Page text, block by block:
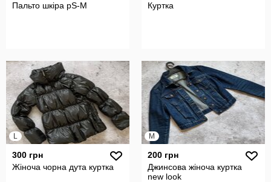
Пальто шкіра рS-M
Куртка
L
300 грн
Жіноча чорна дута куртка
M
200 грн
Джинсова жіноча куртка
new look